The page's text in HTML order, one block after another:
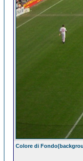
Colore di